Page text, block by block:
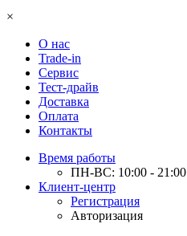
×
О нас
Trade-in
Сервис
Тест-драйв
Доставка
Оплата
Контакты
Время работы
ПН-ВС: 10:00 - 21:00
Клиент-центр
Регистрация
Авторизация